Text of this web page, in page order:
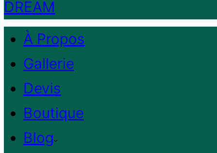
À Propos
Gallerie
Devis
Boutique
Blog